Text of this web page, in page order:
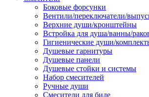
Боковые форсунки
Вентили/переключатели/
Верхние души/кронштейны
Встройка для душа/ванны/
Гигиенические души/
Душевые гарнитуры
Душевые панели
Душевые стойки и системы
Набор смесителей
Ручные души
Смесители для биде